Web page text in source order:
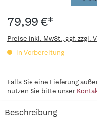
79,99 €*
Preise inkl. MwSt., ggf. zzgl.
in Vorbereitung
Falls Sie eine Lieferung
nutzen Sie bitte unser
Beschreibung